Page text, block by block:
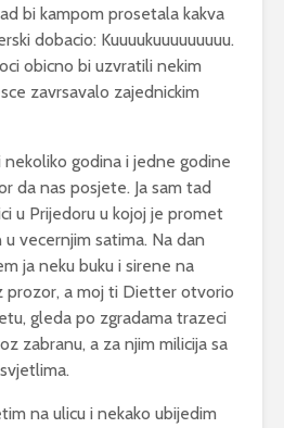
bi kampom prosetala kakva
dobacio: Kuuuukuuuuuuuuu.
obicno bi uzvratili nekim
zavrsavalo zajednickim
godina i jedne godine
da nas posjete. Ja sam tad
u Prijedoru u kojoj je promet
vecernjim satima. Na dan
ja neku buku i sirene na
prozor, a moj ti Dietter otvorio
gleda po zgradama trazeci
zabranu, a za njim milicija sa
na ulicu i nekako ubijedim